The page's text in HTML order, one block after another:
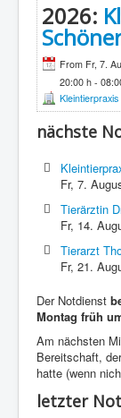
2026:
From Fr, 7.
20:00 h -
nächste
Fr, 7.
Tierärztin
Fr, 14.
Tierarzt
Fr, 21.
Der Notdienst
Montag früh
Am nächsten
Bereitschaft,
hatte (wenn
letzter